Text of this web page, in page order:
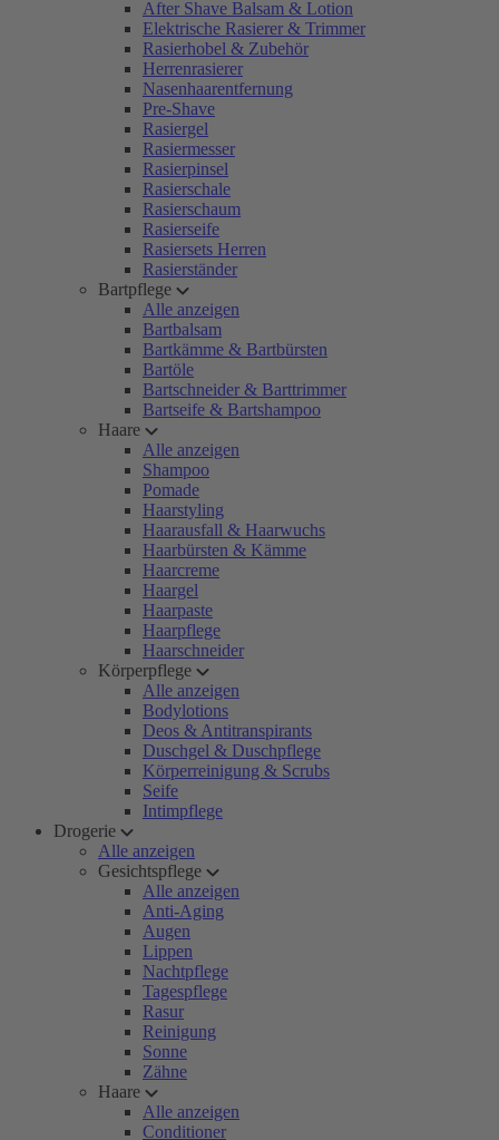
After Shave Balsam & Lotion
Elektrische Rasierer & Trimmer
Rasierhobel & Zubehör
Herrenrasierer
Nasenhaarentfernung
Pre-Shave
Rasiergel
Rasiermesser
Rasierpinsel
Rasierschale
Rasierschaum
Rasierseife
Rasiersets Herren
Rasierständer
Bartpflege
Alle anzeigen
Bartbalsam
Bartkämme & Bartbürsten
Bartöle
Bartschneider & Barttrimmer
Bartseife & Bartshampoo
Haare
Alle anzeigen
Shampoo
Pomade
Haarstyling
Haarausfall & Haarwuchs
Haarbürsten & Kämme
Haarcreme
Haargel
Haarpaste
Haarpflege
Haarschneider
Körperpflege
Alle anzeigen
Bodylotions
Deos & Antitranspirants
Duschgel & Duschpflege
Körperreinigung & Scrubs
Seife
Intimpflege
Drogerie
Alle anzeigen
Gesichtspflege
Alle anzeigen
Anti-Aging
Augen
Lippen
Nachtpflege
Tagespflege
Rasur
Reinigung
Sonne
Zähne
Haare
Alle anzeigen
Conditioner